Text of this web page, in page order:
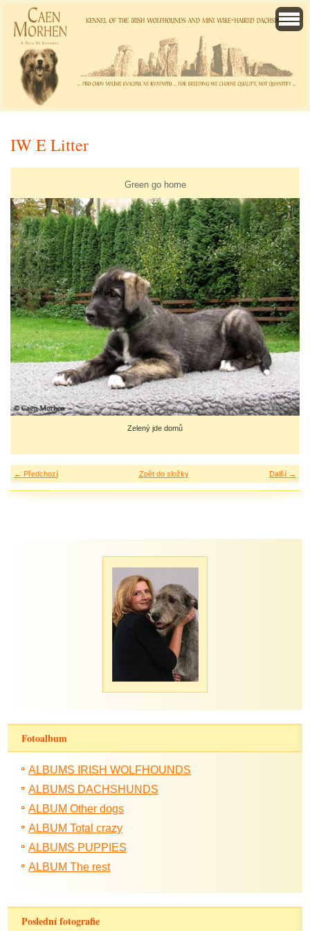
IW E Litter
Green go home
Zelený jde domů
← Předchozí Další →
Zpět do složky
Fotoalbum
ALBUMS IRISH WOLFHOUNDS
ALBUMS DACHSHUNDS
ALBUM Other dogs
ALBUM Total crazy
ALBUMS PUPPIES
ALBUM The rest
Poslední fotografie